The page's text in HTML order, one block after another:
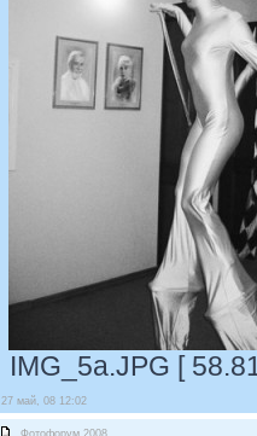
IMG_5a.JPG [
27 май, 08 12:02
Фотофорум 2008